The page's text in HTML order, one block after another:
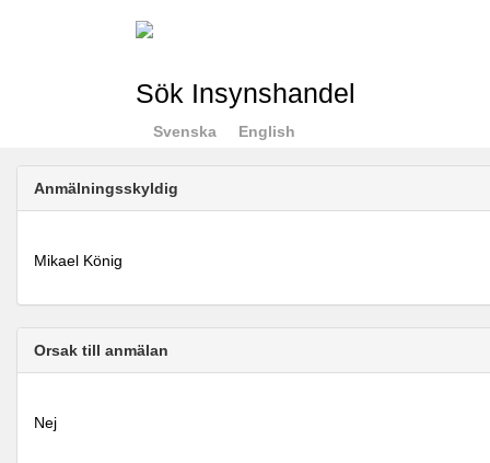
Sök Insynshandel
Svenska English
Anmälningsskyldig
Mikael König
Orsak till anmälan
Nej